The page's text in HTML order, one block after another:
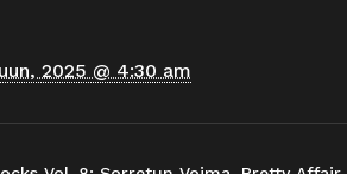
2025 @ 4:30 am